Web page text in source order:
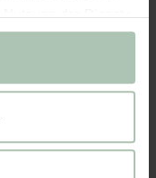
der Dienste
es, etwas zu
so